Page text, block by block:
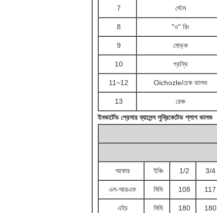
7 স্টেম
8 "ও" রিং
9 মোড়ক
10 গ্রন্থি
11~12 Oichozle/চেক ভালভ
13 রেঞ্চ
ইনভার্টেড প্রেসার ব্যালেন্স লুব্রিকেটেড প্লাগ ভালভ
আকার ইঞ্চি 1/2 3/4
এল-আরএফ মিমি 108 117
এইচ মিমি 180 180